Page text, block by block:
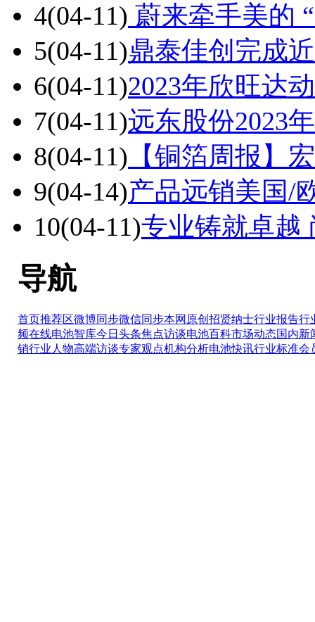
4(04-11) 蔚来牵手美的
5(04-11)鼎泰佳创完成
6(04-11)2023年欣旺达
7(04-11)远东股份2023
8(04-11) 【铜箔周报】
9(04-14)产品远销美国/
10(04-11)专业铸就卓越
导航
首页推荐区微博同步微信同步本网原创 招贤纳士行业报告行
频在线电池智库今日头条焦点访谈电池百科市场动态国内新
销行业人物高端访谈专家观点机构分析电池快讯行业标准会